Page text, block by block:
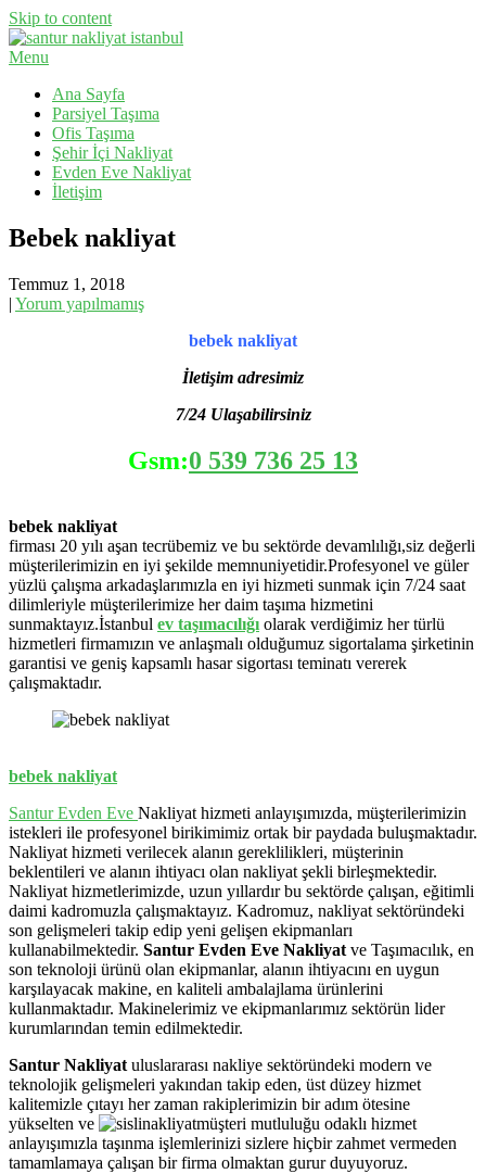
Skip to content
Santur Nakliyat
Menu
Ana Sayfa
Parsiyel Taşıma
Ofis Taşıma
Şehir İçi Nakliyat
Evden Eve Nakliyat
İletişim
Bebek nakliyat
Temmuz 1, 2018
| Yorum yapılmamış
bebek nakliyat
İletişim adresimiz
7/24 Ulaşabilirsiniz
Gsm:0 539 736 25 13
bebek nakliyat
firması 20 yılı aşan tecrübemiz ve bu sektörde devamlılığı,siz değerli
müşterilerimizin en iyi şekilde memnuniyetidir.Profesyonel ve güler
yüzlü çalışma arkadaşlarımızla en iyi hizmeti sunmak için 7/24 saat
dilimleriyle müşterilerimize her daim taşıma hizmetini
sunmaktayız.İstanbul ev taşımacılığı olarak verdiğimiz her türlü
hizmetleri firmamızın ve anlaşmalı olduğumuz sigortalama şirketinin
garantisi ve geniş kapsamlı hasar sigortası teminatı vererek
çalışmaktadır.
bebek nakliyat
Santur Evden Eve Nakliyat hizmeti anlayışımızda, müşterilerimizin
istekleri ile profesyonel birikimimiz ortak bir paydada buluşmaktadır.
Nakliyat hizmeti verilecek alanın gereklilikleri, müşterinin
beklentileri ve alanın ihtiyacı olan nakliyat şekli birleşmektedir.
Nakliyat hizmetlerimizde, uzun yıllardır bu sektörde çalışan, eğitimli
daimi kadromuzla çalışmaktayız. Kadromuz, nakliyat sektöründeki
son gelişmeleri takip edip yeni gelişen ekipmanları
kullanabilmektedir. Santur Evden Eve Nakliyat ve Taşımacılık, en
son teknoloji ürünü olan ekipmanlar, alanın ihtiyacını en uygun
karşılayacak makine, en kaliteli ambalajlama ürünlerini
kullanmaktadır. Makinelerimiz ve ekipmanlarımız sektörün lider
kurumlarından temin edilmektedir.
Santur Nakliyat uluslararası nakliye sektöründeki modern ve
teknolojik gelişmeleri yakından takip eden, üst düzey hizmet
kalitemizle çıtayı her zaman rakiplerimizin bir adım ötesine
yükselten ve
müşteri mutluluğu odaklı hizmet
anlayışımızla taşınma işlemlerinizi sizlere hiçbir zahmet vermeden
tamamlamaya çalışan bir firma olmaktan gurur duyuyoruz.